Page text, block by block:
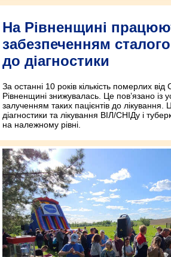
На Рівненщині
забезпеченням
до діагностики
За останні 10 років кількість померлих
Рівненщині знижувалась. Це пов’язано із
залученням таких пацієнтів до лікування.
діагностики та лікування ВІЛ/СНІДу і
на належному рівні.